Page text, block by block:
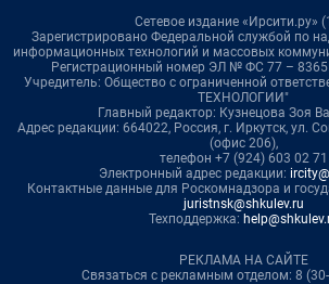
Сетевое издание «Ирсити.ру»
Зарегистрировано Федеральной службой по
информационных технологий и массовых
Регистрационный номер ЭЛ № ФС 77 –
Учредитель: Общество с ограниченной
ТЕХНОЛОГИИ"
Главный редактор: Кузнецова Зоя
Адрес редакции: 664022, Россия, г. Иркутск, ул.
(офис 206),
телефон +7 (924) 603 02 71
Электронный адрес редакции:
Контактные данные для Роскомнадзора и
juristnsk@shkulev.ru
Техподдержка:
РЕКЛАМА НА САЙТЕ
Связаться с рекламным отделом: 8